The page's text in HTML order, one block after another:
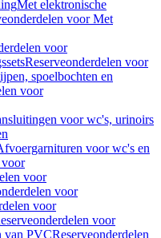
Met elektronische
voor Met
voor
Reserveonderdelen voor
spoelbochten en
voor
voor wc's, urinoirs
voor wc's en
voor
voor
voor
voor
voor
van PVCReserveonderdelen